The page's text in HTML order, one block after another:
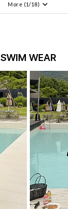
More (1/18)
SWIM WEAR